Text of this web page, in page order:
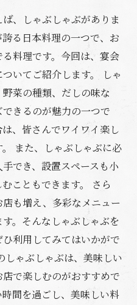
、しゃぶしゃぶがありま
る日本料理の一つで、お
料理です。今回は、宴会
いてご紹介します。 しゃ
菜の種類、だしの味な
きるのが魅力の一つで
、皆さんでワイワイ楽し
また、しゃぶしゃぶに必
でき、設置スペースも小
こともできます。 さら
も増え、多彩なメニュー
。そんなしゃぶしゃぶを
利用してみてはいかがで
しゃぶしゃぶは、美味しい
で楽しむのがおすすめで
間を過ごし、美味しい料